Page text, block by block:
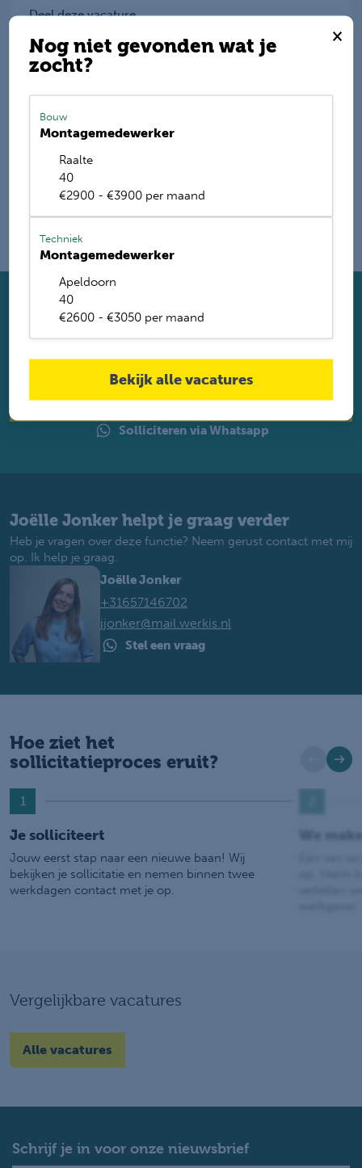
×
Nog niet gevonden wat je
zocht?
Bouw
Montagemedewerker
Raalte
40
€2900 - €3900 per maand
Techniek
Montagemedewerker
Apeldoorn
40
€2600 - €3050 per maand
Bekijk alle vacatures
Deel deze vacature
Name
Solliciteer direct
Solliciteren
Solliciteren via Whatsapp
Joëlle Jonker helpt je graag verder
Heb je vragen over deze functie? Neem gerust contact met mij
op. Ik help je graag.
Joëlle Jonker
+31657146702
jjonker@mail.werkis.nl
Stel een vraag
Hoe ziet het
sollicitatieproces eruit?
1
Je solliciteert
Jouw eerst stap naar een nieuwe baan! Wij
bekijken je sollicitatie en nemen binnen twee
werkdagen contact met je op.
We
Vergelijkbare vacatures
Alle vacatures
Schrijf je in voor onze nieuwsbrief